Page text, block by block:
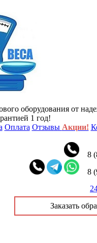
оборудования от
1 год!
Оплата Отзывы Акции!
8
8
Заказать